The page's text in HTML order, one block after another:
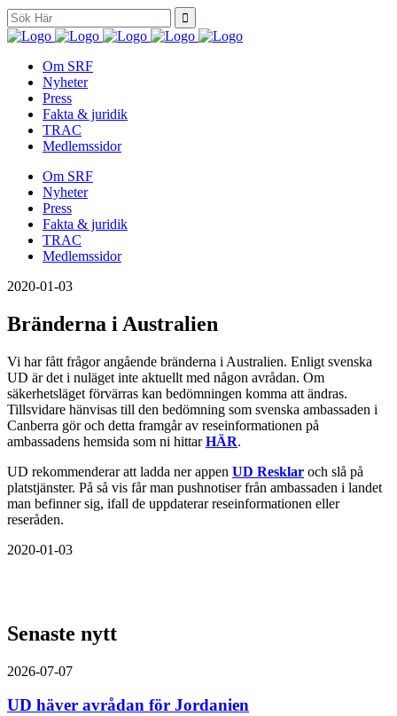
Search
for:
Om SRF
Nyheter
Press
Fakta & juridik
TRAC
Medlemssidor
Om SRF
Nyheter
Press
Fakta & juridik
TRAC
Medlemssidor
2020-01-03
Bränderna i Australien
Vi har fått frågor angående bränderna i Australien. Enligt svenska
UD är det i nuläget inte aktuellt med någon avrådan. Om
säkerhetsläget förvärras kan bedömningen komma att ändras.
Tillsvidare hänvisas till den bedömning som svenska ambassaden i
Canberra gör och detta framgår av reseinformationen på
ambassadens hemsida som ni hittarHÄR.
UD rekommenderar att ladda ner appen UD Resklar och slå på
platstjänster. På så vis får man pushnotiser från ambassaden i landet
man befinner sig, ifall de uppdaterar reseinformationen eller
reseråden.
2020-01-03
Senaste nytt
2026-07-07
UD häver avrådan för Jordanien